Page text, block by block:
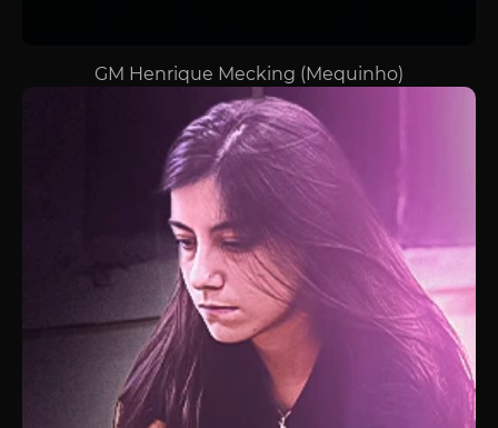
GM Henrique Mecking (Mequinho)